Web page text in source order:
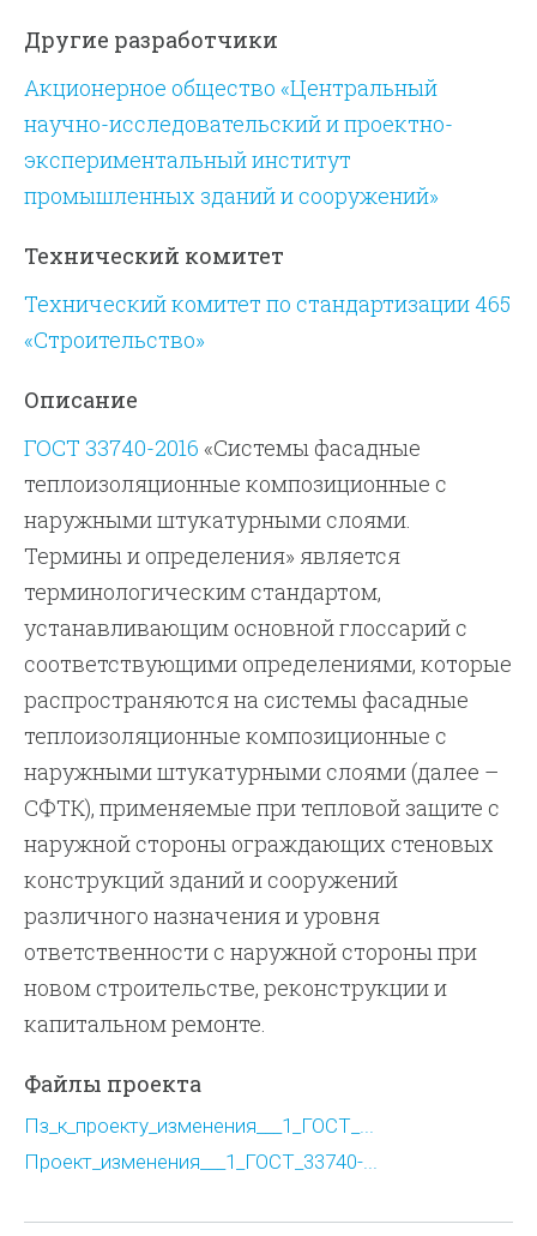
Другие разработчики
Акционерное общество «Центральный
научно-исследовательский и проектно-
экспериментальный институт
промышленных зданий и сооружений»
Технический комитет
Технический комитет по стандартизации 465
«Строительство»
Описание
ГОСТ 33740-2016 «Системы фасадные
теплоизоляционные композиционные с
наружными штукатурными слоями.
Термины и определения» является
терминологическим стандартом,
устанавливающим основной глоссарий с
соответствующими определениями, которые
распространяются на системы фасадные
теплоизоляционные композиционные с
наружными штукатурными слоями (далее –
СФТК), применяемые при тепловой защите с
наружной стороны ограждающих стеновых
конструкций зданий и сооружений
различного назначения и уровня
ответственности с наружной стороны при
новом строительстве, реконструкции и
капитальном ремонте.
Файлы проекта
Пз_к_проекту_изменения___1_ГОСТ_...
Проект_изменения___1_ГОСТ_33740-...